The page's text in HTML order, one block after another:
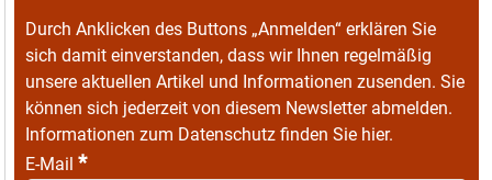
Durch Anklicken des Buttons „Anmelden“ erklären Sie
sich damit einverstanden, dass wir Ihnen regelmäßig
unsere aktuellen Artikel und Informationen zusenden. Sie
können sich jederzeit von diesem Newsletter abmelden.
Informationen zum Datenschutz finden Sie hier.
E-Mail *